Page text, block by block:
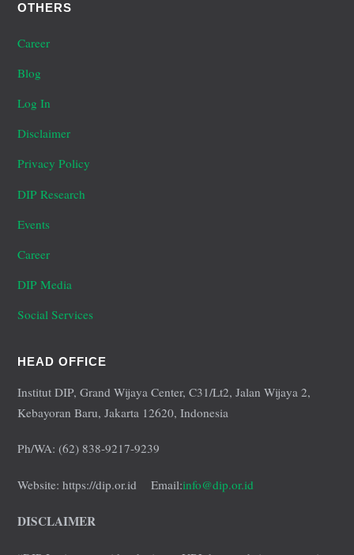
OTHERS
Career
Blog
Log In
Disclaimer
Privacy Policy
DIP Research
Events
Career
DIP Media
Social Services
HEAD OFFICE
Institut DIP, Grand Wijaya Center, C31/Lt2, Jalan Wijaya 2,
Kebayoran Baru, Jakarta 12620, Indonesia
Ph/WA: (62) 838-9217-9239
Website: https://dip.or.id Email:info@dip.or.id
DISCLAIMER